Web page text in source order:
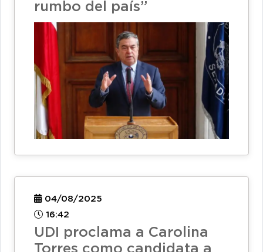
rumbo del país”
04/08/2025
16:42
UDI proclama a Carolina
Torres como candidata a